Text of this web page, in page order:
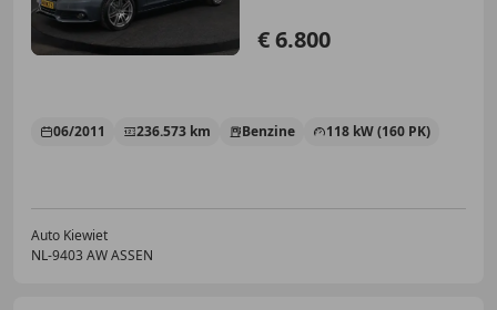
€ 6.800
06/2011 236.573 km Benzine 118 kW (160 PK)
Auto Kiewiet
NL-9403 AW ASSEN